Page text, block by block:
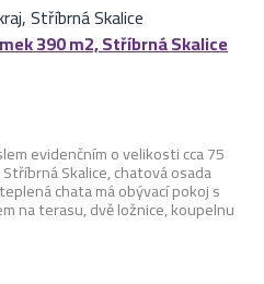
Stříbrná Skalice
390 m2, Stříbrná Skalice
evidenčním o velikosti cca 75
Skalice, chatová osada
chata má obývací pokoj s
na terasu, dvě ložnice, koupelnu